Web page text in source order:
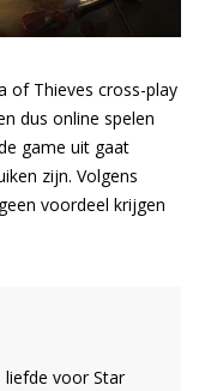
of Thieves cross-play
dus online spelen
game uit gaat
zijn. Volgens
voordeel krijgen
liefde voor Star